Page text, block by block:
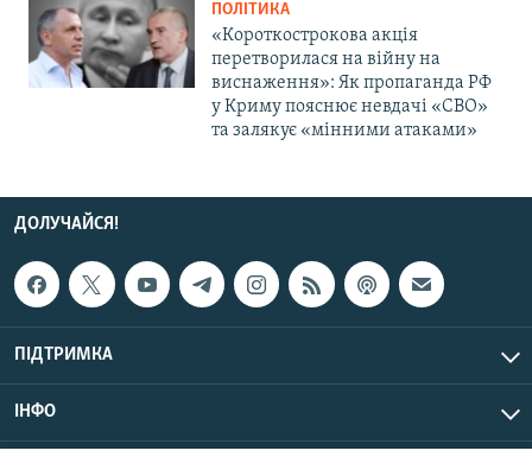
ПОЛІТИКА
«Короткострокова акція
перетворилася на війну на
виснаження»: Як пропаганда РФ
у Криму пояснює невдачі «СВО»
та залякує «мінними атаками»
ДОЛУЧАЙСЯ!
ПІДТРИМКА
ІНФО